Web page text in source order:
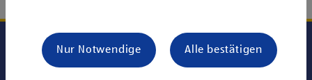
Nur Notwendige Alle bestätigen